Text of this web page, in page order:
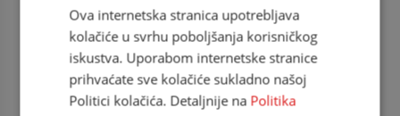
Šećerna bolest tip 2 = kardiovaskularna
doc. dr. sc. Višnja Kokić Maleš,
dr.med., specijalististica
Ova internetska stranica upotrebljava
kolačiće u svrhu poboljšanja korisničkog
iskustva. Uporabom internetske stranice
prihvaćate sve kolačiće sukladno našoj
Politici kolačića. Detaljnije na Politika